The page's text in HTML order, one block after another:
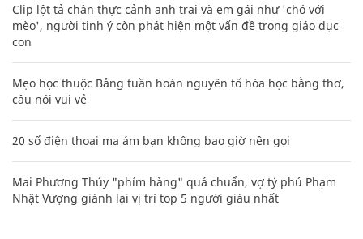
Clip lột tả chân thực cảnh anh trai và em gái như 'chó với
mèo', người tinh ý còn phát hiện một vấn đề trong giáo dục
con
Mẹo học thuộc Bảng tuần hoàn nguyên tố hóa học bằng thơ,
câu nói vui vẻ
20 số điện thoại ma ám bạn không bao giờ nên gọi
Mai Phương Thúy "phím hàng" quá chuẩn, vợ tỷ phú Phạm
Nhật Vượng giành lại vị trí top 5 người giàu nhất